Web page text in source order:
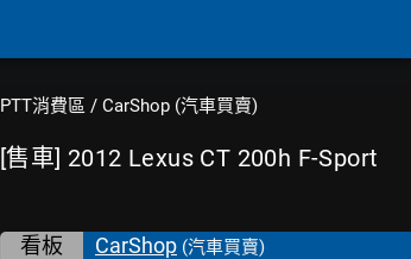
PTT消費區 / CarShop (汽車買賣)
[售車] 2012 Lexus CT 200h F-Sport
看板 CarShop (汽車買賣)